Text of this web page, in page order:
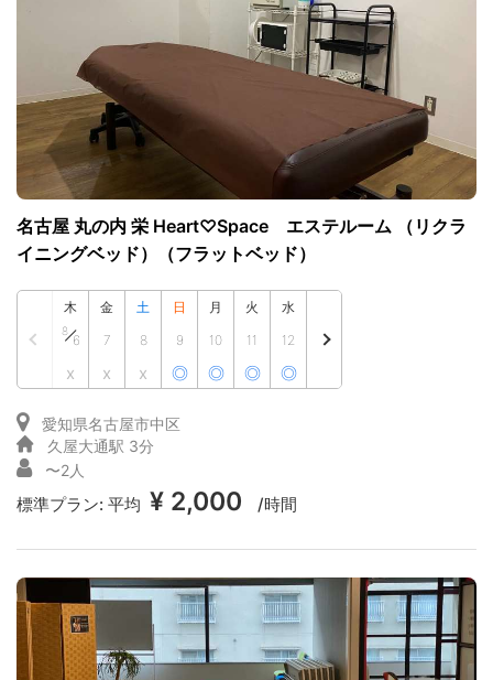
名古屋 丸の内 栄 Heart♡Space エステルーム （リクラ
イニングベッド）（フラットベッド）
木
8
6
x
金
7
x
土
8
x
日
9
◎
月
10
◎
火
11
◎
水
12
◎
愛知県名古屋市中区
久屋大通駅 3分
〜2人
標準プラン: 平均 ¥ 2,000 /時間